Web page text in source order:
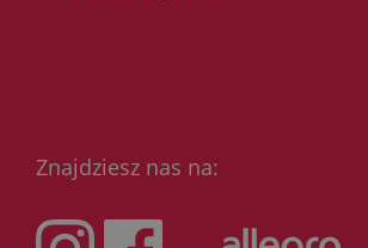
Znajdziesz nas na: